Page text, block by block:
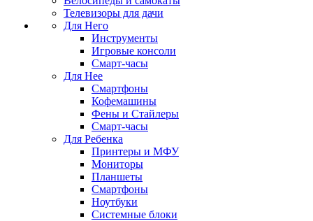
Телевизоры для дачи
Для Него
Инструменты
Игровые консоли
Смарт-часы
Для Нее
Смартфоны
Кофемашины
Фены и Стайлеры
Смарт-часы
Для Ребенка
Принтеры и МФУ
Мониторы
Планшеты
Смартфоны
Ноутбуки
Системные блоки